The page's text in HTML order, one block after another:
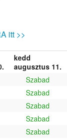
itt >>
kedd
augusztus 11.
Szabad
Szabad
Szabad
Szabad
Szabad